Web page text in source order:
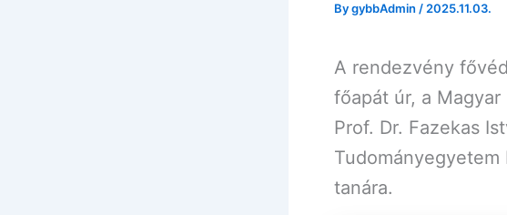
BygybbAdmin / 2025.11.03.
A rendezvény
főapát úr, a
Prof. Dr. Fazekas
tanára.